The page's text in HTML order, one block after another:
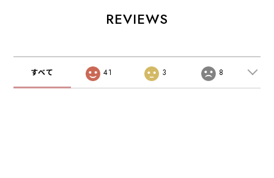
iPhone Android
カード収納 小銭入
ンパクト財布 ミニ
財布 SANBASHI
（牛皮・ブラッ
ク）
ンパクト 高級 コ
ンパクト財布 ミニ
財布 SANBASHI
（牛皮・ブラッ
REVIEWS
すべて 41 3 8